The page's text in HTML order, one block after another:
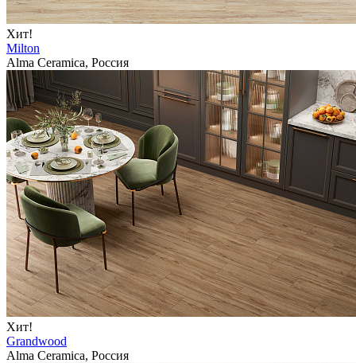
Хит!
Milton
Alma Ceramica, Россия
Хит!
Grandwood
Alma Ceramica, Россия